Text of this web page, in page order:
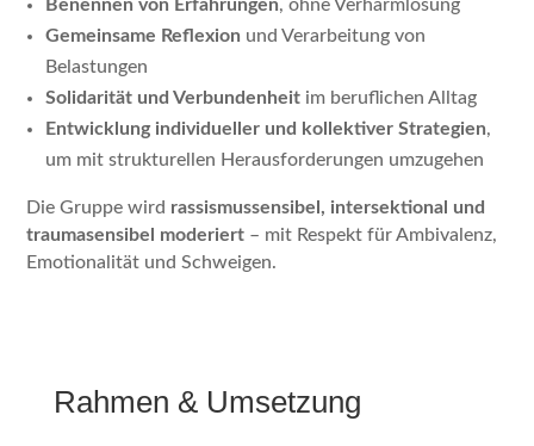
Benennen von Erfahrungen, ohne Verharmlosung
Gemeinsame Reflexion und Verarbeitung von
Belastungen
Solidarität und Verbundenheit im beruflichen Alltag
Entwicklung individueller und kollektiver Strategien,
um mit strukturellen Herausforderungen umzugehen
Die Gruppe wird rassismussensibel, intersektional und
traumasensibel moderiert – mit Respekt für Ambivalenz,
Emotionalität und Schweigen.
Rahmen & Umsetzung